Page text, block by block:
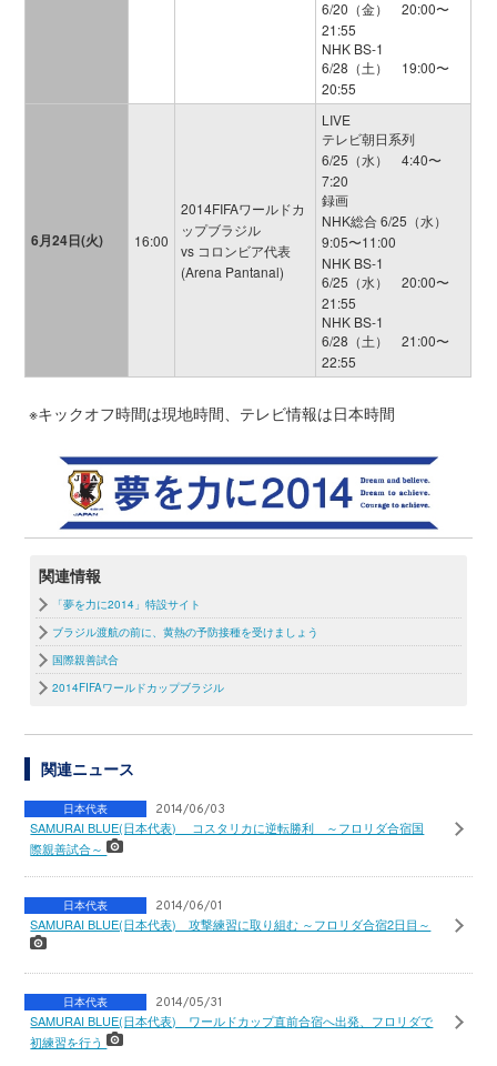
6/20（金） 20:00〜
21:55
NHK BS-1
6/28（土） 19:00〜
20:55
6月24日(火) 16:00
2014FIFAワールドカ
ップブラジル
vs コロンビア代表
(Arena Pantanal)
LIVE
テレビ朝日系列
6/25（水） 4:40〜
7:20
録画
NHK総合 6/25（水）
9:05〜11:00
NHK BS-1
6/25（水） 20:00〜
21:55
NHK BS-1
6/28（土） 21:00〜
22:55
※キックオフ時間は現地時間、テレビ情報は日本時間
関連情報
「夢を力に2014」特設サイト
ブラジル渡航の前に、黄熱の予防接種を受けましょう
国際親善試合
2014FIFAワールドカップブラジル
関連ニュース
日本代表 2014/06/03
SAMURAI BLUE(日本代表) コスタリカに逆転勝利 ～フロリダ合宿国
際親善試合～
日本代表 2014/06/01
SAMURAI BLUE(日本代表) 攻撃練習に取り組む ～フロリダ合宿2日目～
日本代表 2014/05/31
SAMURAI BLUE(日本代表) ワールドカップ直前合宿へ出発、フロリダで
初練習を行う